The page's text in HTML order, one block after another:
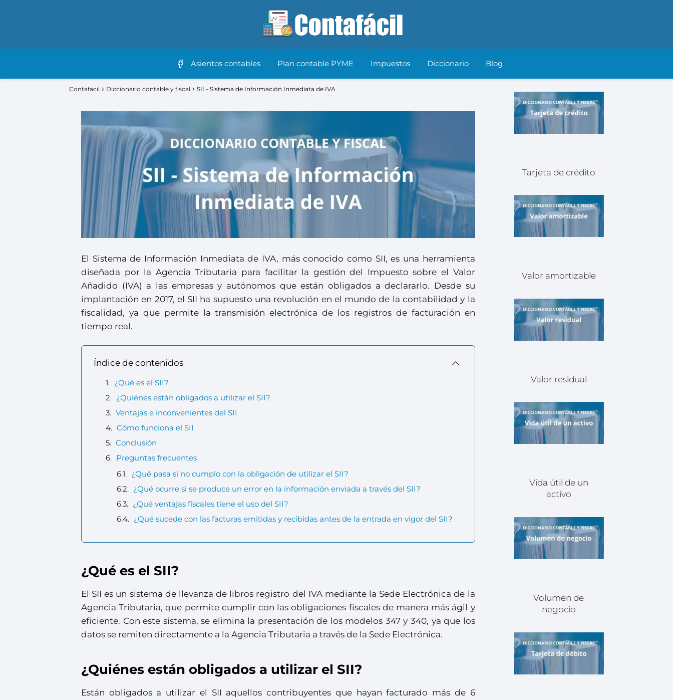
Asientos contables Plan contable PYME Impuestos Diccionario Blog
Contafacil Diccionario contable y fiscal SII - Sistema de Información Inmediata de IVA
El Sistema de Información Inmediata de IVA, más conocido como SII, es una herramienta
diseñada por la Agencia Tributaria para facilitar la gestión del Impuesto sobre el Valor
Añadido (IVA) a las empresas y autónomos que están obligados a declararlo. Desde su
implantación en 2017, el SII ha supuesto una revolución en el mundo de la contabilidad y la
fiscalidad, ya que permite la transmisión electrónica de los registros de facturación en
tiempo real.
Índice de contenidos
¿Qué es el SII?
¿Quiénes están obligados a utilizar el SII?
Ventajas e inconvenientes del SII
Cómo funciona el SII
Conclusión
Preguntas frecuentes
¿Qué pasa si no cumplo con la obligación de utilizar el SII?
¿Qué ocurre si se produce un error en la información enviada a través del SII?
¿Qué ventajas fiscales tiene el uso del SII?
¿Qué sucede con las facturas emitidas y recibidas antes de la entrada en vigor del SII?
¿Qué es el SII?
El SII es un sistema de llevanza de libros registro del IVA mediante la Sede Electrónica de la
Agencia Tributaria, que permite cumplir con las obligaciones fiscales de manera más ágil y
eficiente. Con este sistema, se elimina la presentación de los modelos 347 y 340, ya que los
datos se remiten directamente a la Agencia Tributaria a través de la Sede Electrónica.
¿Quiénes están obligados a utilizar el SII?
Están obligados a utilizar el SII aquellos contribuyentes que hayan facturado más de 6
Tarjeta de crédito
Valor amortizable
Valor residual
Vida útil de un
activo
Volumen de
negocio